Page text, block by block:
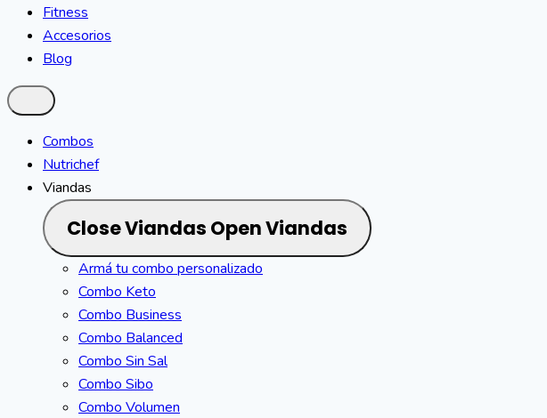
Fitness
Accesorios
Blog
Combos
Nutrichef
Viandas
Close Viandas Open Viandas
Armá tu combo personalizado
Combo Keto
Combo Business
Combo Balanced
Combo Sin Sal
Combo Sibo
Combo Volumen